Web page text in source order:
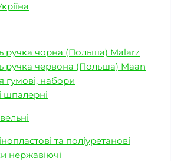
ручка чорна (Польша) Malarz
ручка червона (Польша) Maan
гумові, набори
шпалерні
та поліуретанові
нержавіючі